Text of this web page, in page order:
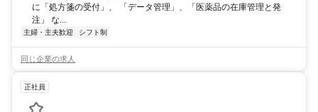
に「処方箋の受付」、 「データ管理」、「医薬品の在庫管理と発
注」 な...
主婦・主夫歓迎 シフト制
同じ企業の求人
正社員